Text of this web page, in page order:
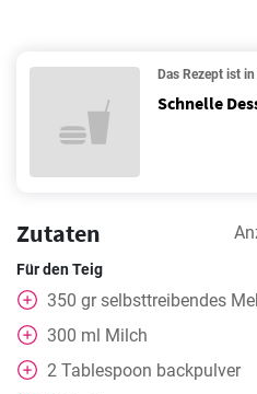
Das Rezept ist
Schnelle
Zutaten
Für den Teig
350 gr selbsttreibendes
300 ml Milch
2 Tablespoon backpulver